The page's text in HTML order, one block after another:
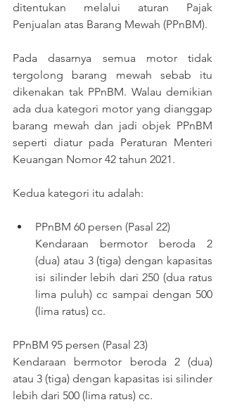
ditentukan melalui aturan Pajak
Penjualan atas Barang Mewah (PPnBM).
Pada dasarnya semua motor tidak
tergolong barang mewah sebab itu
dikenakan tak PPnBM. Walau demikian
ada dua kategori motor yang dianggap
barang mewah dan jadi objek PPnBM
seperti diatur pada Peraturan Menteri
Keuangan Nomor 42 tahun 2021.
Kedua kategori itu adalah:
PPnBM 60 persen (Pasal 22)
Kendaraan bermotor beroda 2
(dua) atau 3 (tiga) dengan kapasitas
isi silinder lebih dari 250 (dua ratus
lima puluh) cc sampai dengan 500
(lima ratus) cc.
PPnBM 95 persen (Pasal 23)
Kendaraan bermotor beroda 2 (dua)
atau 3 (tiga) dengan kapasitas isi silinder
lebih dari 500 (lima ratus) cc.